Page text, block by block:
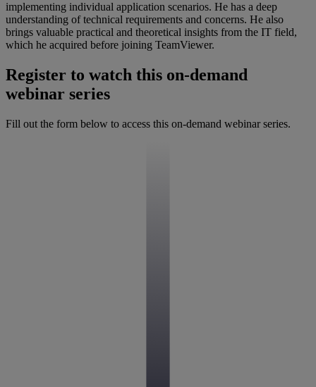
implementing individual application scenarios. He has a deep
understanding of technical requirements and concerns. He also
brings valuable practical and theoretical insights from the IT field,
which he acquired before joining TeamViewer.
Register to watch this on-demand
webinar series
Fill out the form below to access this on-demand webinar series.